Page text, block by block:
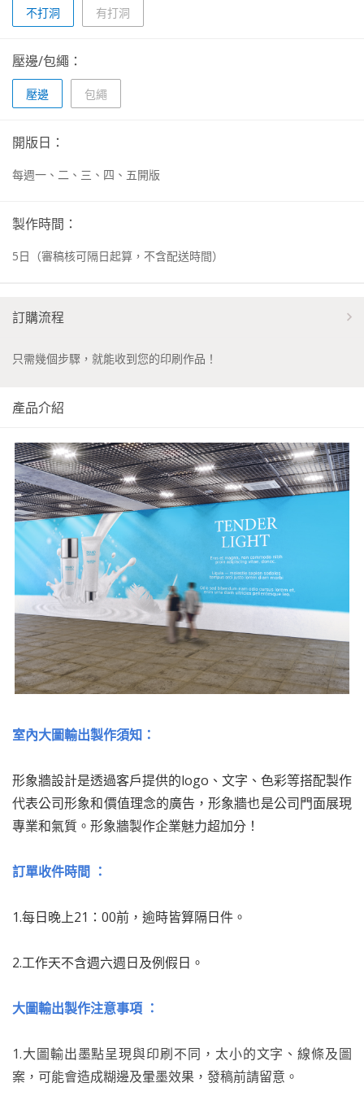
不打洞 有打洞
壓邊/包繩：
壓邊 包繩
開版日：
每週一、二、三、四、五開版
製作時間：
5日 （審稿核可隔日起算，不含配送時間）
訂購流程
只需幾個步驟，就能收到您的印刷作品！
產品介紹
室內大圖輸出製作須知：
形象牆設計是透過客戶提供的logo、文字、色彩等搭配製作
代表公司形象和價值理念的廣告，形象牆也是公司門面展現
專業和氣質。形象牆製作企業魅力超加分！
訂單收件時間 ：
1.每日晚上21：00前，逾時皆算隔日件。
2.工作天不含週六週日及例假日。
大圖輸出製作注意事項 ：
1.大圖輸出墨點呈現與印刷不同，太小的文字、線條及圖
案，可能會造成糊邊及暈墨效果，發稿前請留意。